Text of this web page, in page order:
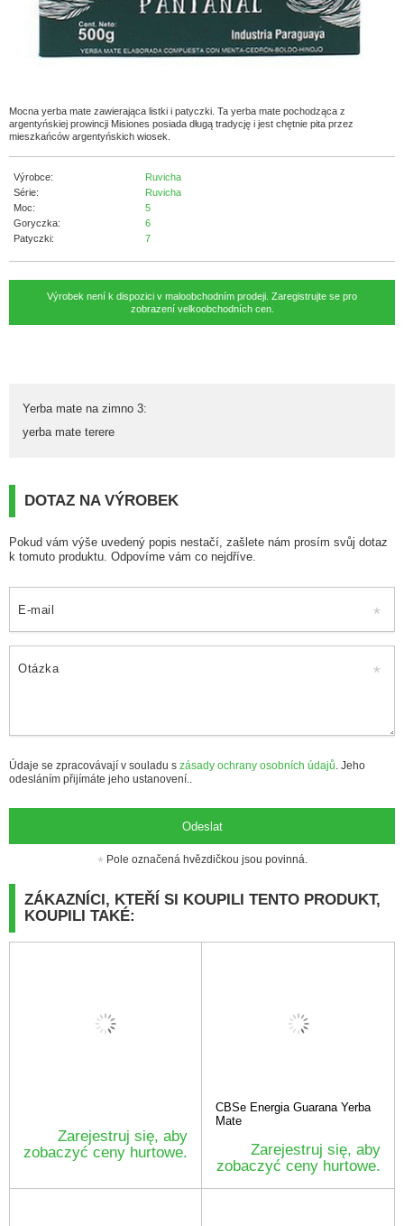
Mocna yerba mate zawierająca listki i patyczki. Ta yerba mate pochodząca z
argentyńskiej prowincji Misiones posiada długą tradycję i jest chętnie pita przez
mieszkańców argentyńskich wiosek.
Výrobce:
Ruvicha
Série:
Ruvicha
Moc:
5
Goryczka:
6
Patyczki:
7
Výrobek není k dispozici v maloobchodním prodeji. Zaregistrujte se pro
zobrazení velkoobchodních cen.
Yerba mate na zimno 3:
yerba mate terere
DOTAZ NA VÝROBEK
Pokud vám výše uvedený popis nestačí, zašlete nám prosím svůj dotaz
k tomuto produktu. Odpovíme vám co nejdříve.
E-mail
Otázka
Údaje se zpracovávají v souladu s zásady ochrany osobních údajů . Jeho
odesláním přijímáte jeho ustanovení..
Odeslat
Pole označená hvězdičkou jsou povinná.
ZÁKAZNÍCI, KTEŘÍ SI KOUPILI TENTO PRODUKT,
KOUPILI TAKÉ:
Zarejestruj się, aby
zobaczyć ceny hurtowe.
CBSe Energia Guarana Yerba
Mate
Zarejestruj się, aby
zobaczyć ceny hurtowe.